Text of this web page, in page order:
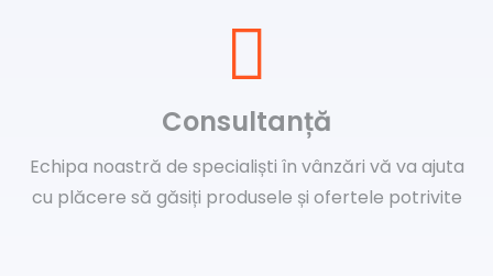
Consultanță
Echipa noastră de specialiști în vânzări vă va ajuta
cu plăcere să găsiți produsele și ofertele potrivite